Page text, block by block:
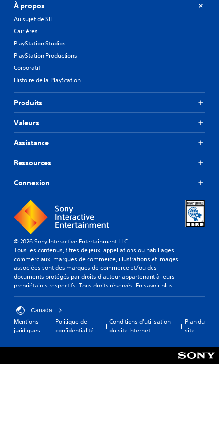
À propos
Au sujet de SIE
Carrières
PlayStation Studios
PlayStation Productions
Corporatif
Histoire de la PlayStation
Produits
Valeurs
Assistance
Ressources
Connexion
© 2026 Sony Interactive Entertainment LLC
Tous les contenus, titres de jeux, appellations ou habillages
commerciaux, marques de commerce, illustrations et images
associées sont des marques de commerce et/ou des
documents protégés par droits d'auteur appartenant à leurs
propriétaires respectifs. Tous droits réservés. En savoir plus
Canada
Mentions
juridiques
Politique de
confidentialité
Conditions d'utilisation
du site Internet
Plan du
site